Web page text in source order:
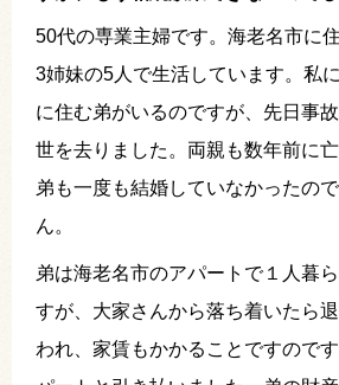
50代の専業主婦です。海老名市に
3姉妹の5人で生活しています。私
に住む弟がいるのですが、先日事
世を去りました。両親も数年前に
弟も一度も結婚していなかったの
ん。
弟は海老名市のアパートで１人暮
すが、大家さんから落ち着いたら
われ、家賃もかかることですので